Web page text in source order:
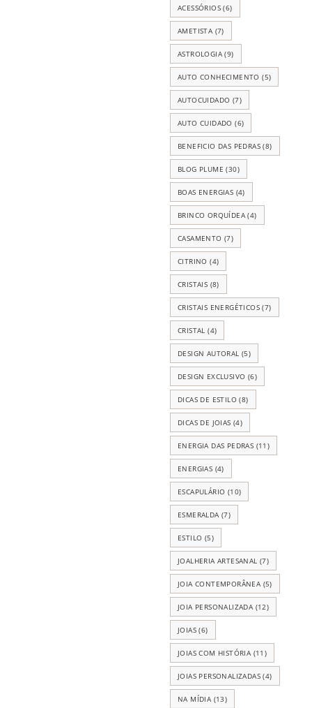
ACESSÓRIOS (6)
AMETISTA (7)
ASTROLOGIA (9)
AUTO CONHECIMENTO (5)
AUTOCUIDADO (7)
AUTO CUIDADO (6)
BENEFICIO DAS PEDRAS (8)
BLOG PLUME (30)
BOAS ENERGIAS (4)
BRINCO ORQUÍDEA (4)
CASAMENTO (7)
CITRINO (4)
CRISTAIS (8)
CRISTAIS ENERGÉTICOS (7)
CRISTAL (4)
DESIGN AUTORAL (5)
DESIGN EXCLUSIVO (6)
DICAS DE ESTILO (8)
DICAS DE JOIAS (4)
ENERGIA DAS PEDRAS (11)
ENERGIAS (4)
ESCAPULÁRIO (10)
ESMERALDA (7)
ESTILO (5)
JOALHERIA ARTESANAL (7)
JOIA CONTEMPORÂNEA (5)
JOIA PERSONALIZADA (12)
JOIAS (6)
JOIAS COM HISTÓRIA (11)
JOIAS PERSONALIZADAS (4)
NA MÍDIA (13)